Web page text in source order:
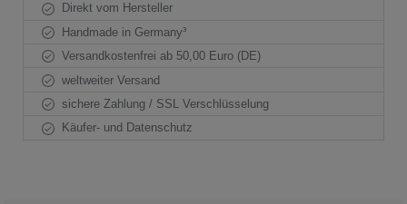
Direkt vom Hersteller
Handmade in Germany³
Versandkostenfrei ab 50,00 Euro (DE)
weltweiter Versand
sichere Zahlung / SSL Verschlüsselung
Käufer- und Datenschutz